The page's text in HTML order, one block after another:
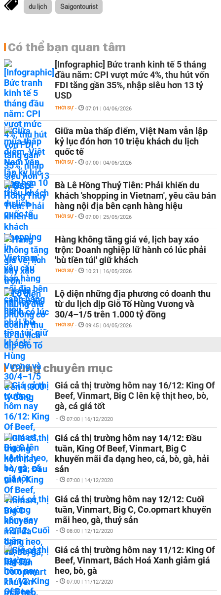
du lịch Saigontourist
Có thể bạn quan tâm
[Infographic] Bức tranh kinh tế 5 tháng
đầu năm: CPI vượt mức 4%, thu hút vốn
FDI tăng gần 35%, nhập siêu hơn 13 tỷ
USD
THỜI SỰ - 07:01 | 04/06/2026
Giữa mùa thấp điểm, Việt Nam vẫn lập
kỷ lục đón hơn 10 triệu khách du lịch
quốc tế
THỜI SỰ - 07:00 | 04/06/2026
Bà Lê Hồng Thuỷ Tiên: Phải khiến du
khách 'shopping in Vietnam', yêu cầu bán
hàng nội địa bên cạnh hàng hiệu
THỜI SỰ - 07:00 | 25/05/2026
Hàng không tăng giá vé, lịch bay xáo
trộn: Doanh nghiệp lữ hành có lúc phải
'bù tiền túi' giữ khách
THỜI SỰ - 10:21 | 16/05/2026
Lộ diện những địa phương có doanh thu
từ du lịch dịp Giỗ Tổ Hùng Vương và
30/4–1/5 trên 1.000 tỷ đồng
THỜI SỰ - 09:45 | 04/05/2026
Cùng chuyên mục
Giá cả thị trường hôm nay 16/12: King Of
Beef, Vinmart, Big C lên kệ thịt heo, bò,
gà, cá giá tốt
- 07:00 | 16/12/2020
Giá cả thị trường hôm nay 14/12: Đầu
tuần, King Of Beef, Vinmart, Big C
khuyến mãi đa dạng heo, cá, bò, gà, hải
sản
- 07:00 | 14/12/2020
Giá cả thị trường hôm nay 12/12: Cuối
tuần, Vinmart, Big C, Co.opmart khuyến
mãi heo, gà, thuỷ sản
- 08:00 | 12/12/2020
Giá cả thị trường hôm nay 11/12: King Of
Beef, Vinmart, Bách Hoá Xanh giảm giá
heo, bò, gà
- 07:00 | 11/12/2020